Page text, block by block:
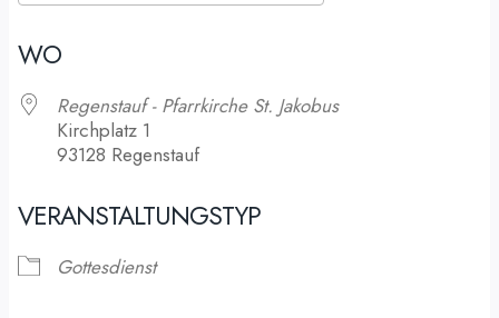
WO
Regenstauf - Pfarrkirche St. Jakobus
Kirchplatz 1
93128 Regenstauf
VERANSTALTUNGSTYP
Gottesdienst